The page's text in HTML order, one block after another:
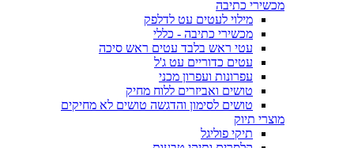
מכשירי כתיבה
מילוי לעטים עט לדלפק
מכשירי כתיבה - כללי
עטי ראש בלבד עטים ראש סיכה
עטים כדוריים עט ג'ל
עפרונות ועפרון מכני
טושים ואביזרים ללוח מחיק
טושים לסימון והדגשה טושים לא מחיקים
מוצרי תיוק
תיקי פוליגל